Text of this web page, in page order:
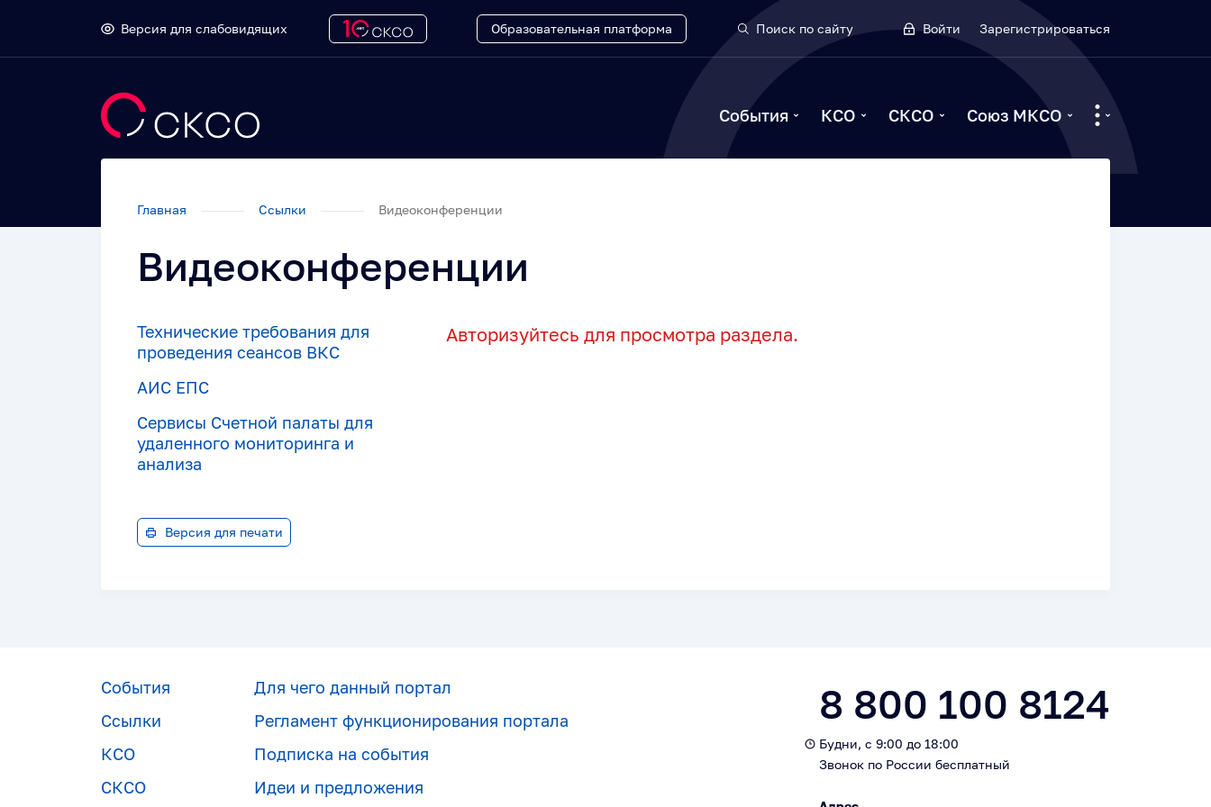
Версия для слабовидящих Образовательная платформа Поиск по сайту Войти Зарегистрироваться
События КСО СКСО Союз МКСО
Главная Ссылки Видеоконференции
Видеоконференции
Технические требования для
проведения сеансов ВКС
АИС ЕПС
Сервисы Счетной палаты для
удаленного мониторинга и
анализа
Версия для печати
Авторизуйтесь для просмотра раздела.
События
Ссылки
КСО
СКСО
Для чего данный портал
Регламент функционирования портала
Подписка на события
Идеи и предложения
8 800 100 8124
Будни, с 9:00 до 18:00
Звонок по России бесплатный